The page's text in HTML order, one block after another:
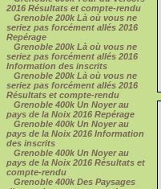
2016 Résultats et compte-rendu
Grenoble 200k Là où vous ne
seriez pas forcément allés 2016
Repérage
Grenoble 200k Là où vous ne
seriez pas forcément allés 2016
Information des inscrits
Grenoble 200k Là où vous ne
seriez pas forcément allés 2016
Résultats et compte-rendu
Grenoble 400k Un Noyer au
pays de la Noix 2016 Repérage
Grenoble 400k Un Noyer au
pays de la Noix 2016 Information
des inscrits
Grenoble 400k Un Noyer au
pays de la Noix 2016 Résultats et
compte-rendu
Grenoble 400k Des Paysages